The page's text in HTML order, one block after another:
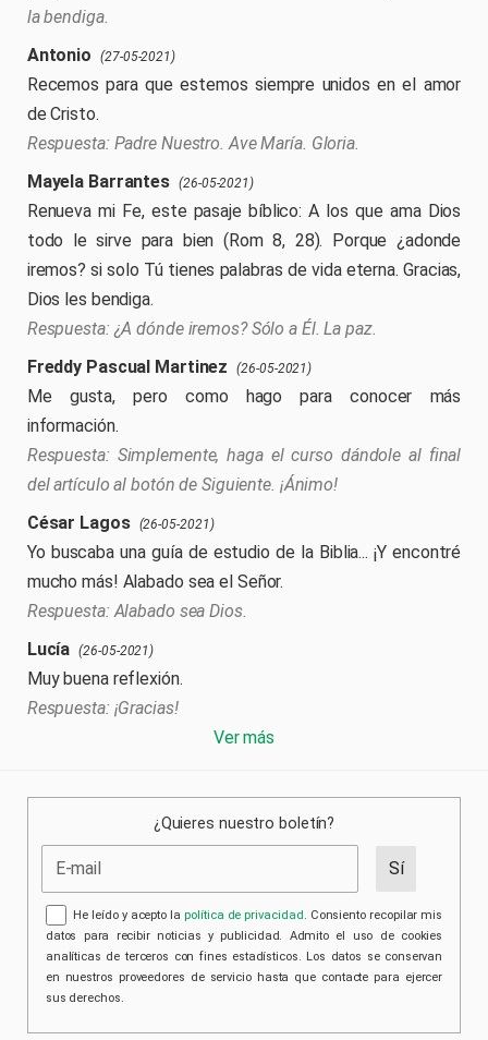
la bendiga.
Antonio
(27-05-2021)
Recemos para que estemos siempre unidos en el amor
de Cristo.
Padre Nuestro. Ave María. Gloria.
Mayela Barrantes (26-05-2021)
Renueva mi Fe, este pasaje bíblico: A los que ama Dios
todo le sirve para bien (Rom 8, 28). Porque ¿adonde
iremos? si solo Tú tienes palabras de vida eterna. Gracias,
Dios les bendiga.
¿A dónde iremos? Sólo a Él. La paz.
Freddy Pascual Martinez
(26-05-2021)
Me gusta, pero como hago para conocer más
información.
Simplemente, haga el curso dándole al final
del artículo al botón de Siguiente. ¡Ánimo!
César Lagos
(26-05-2021)
Yo buscaba una guía de estudio de la Biblia... ¡Y encontré
mucho más! Alabado sea el Señor.
Alabado sea Dios.
Lucía (26-05-2021)
Muy buena reflexión.
¡Gracias!
Ver más
¿Quieres nuestro boletín?
He leído y acepto lapolítica de privacidad. Consiento recopilar mis
datos para recibir noticias y publicidad. Admito el uso de cookies
analíticas de terceros con fines estadísticos. Los datos se conservan
en nuestros proveedores de servicio hasta que contacte para ejercer
sus derechos.